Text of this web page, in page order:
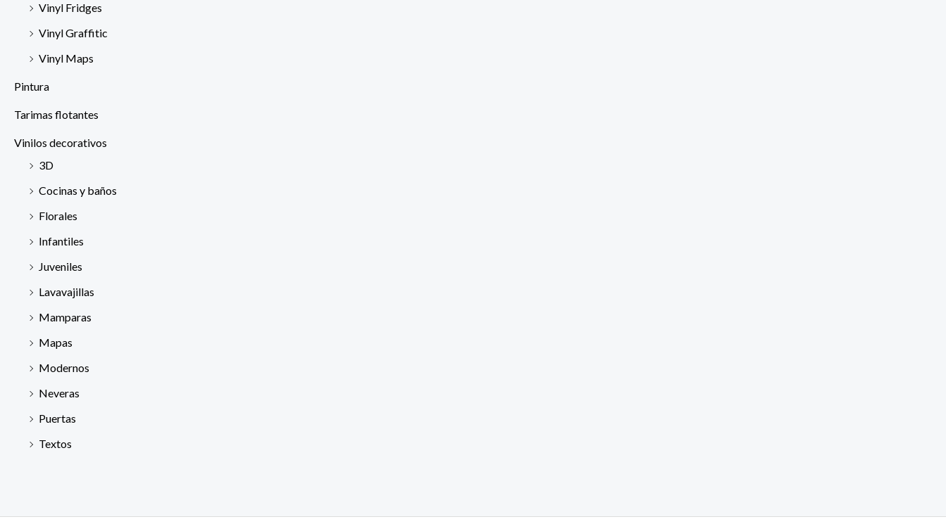
Vinyl Fridges
Vinyl Graffitic
Vinyl Maps
Pintura
Tarimas flotantes
Vinilos decorativos
3D
Cocinas y baños
Florales
Infantiles
Juveniles
Lavavajillas
Mamparas
Mapas
Modernos
Neveras
Puertas
Textos